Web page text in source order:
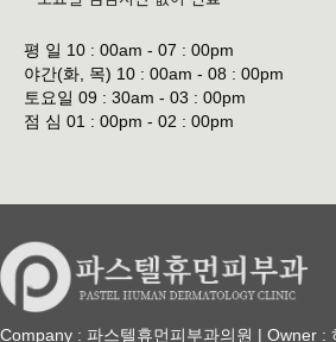
평 일 10 : 00am - 07 : 00pm
야간(화, 목) 10 : 00am - 08 : 00pm
토요일 09 : 30am - 03 : 00pm
점 심 01 : 00pm - 02 : 00pm
Company : 파스텔휴먼피부과의원 | Owner :